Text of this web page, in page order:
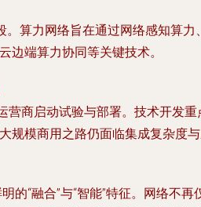
。算力网络旨在通过网络感知算
边端算力协同等关键技术。
营商启动试验与部署。技术开发
模商用之路仍面临集成复杂度与
的“融合”与“智能”特征。网络不